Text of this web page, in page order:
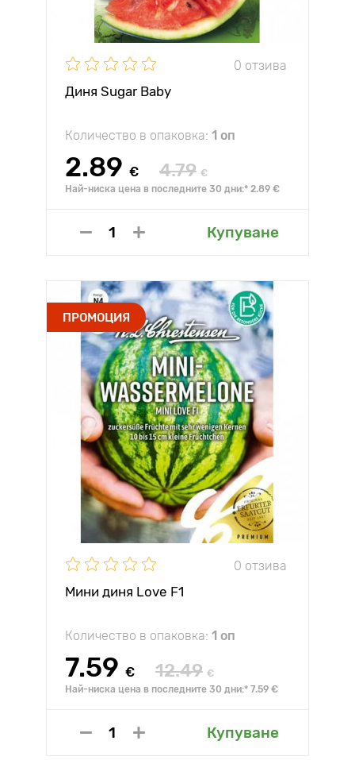
0 отзива
Диня Sugar Baby
Количество в опаковка: 1 оп
2.89 € 4.79 €
Най-ниска цена в последните 30 дни:* 2.89 €
Купуване
ПРОМОЦИЯ
0 отзива
Мини диня Love F1
Количество в опаковка: 1 оп
7.59 € 12.49 €
Най-ниска цена в последните 30 дни:* 7.59 €
Купуване